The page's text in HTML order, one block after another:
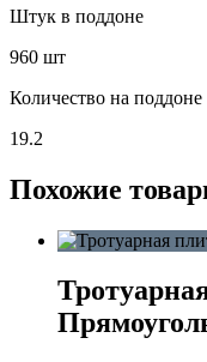
Штук в поддоне
960 шт
Количество на поддоне
19.2
Похожие